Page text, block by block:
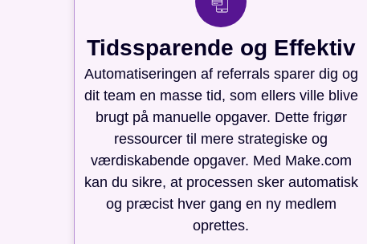
Tidssparende og Effektiv
Automatiseringen af referrals sparer dig og
dit team en masse tid, som ellers ville blive
brugt på manuelle opgaver. Dette frigør
ressourcer til mere strategiske og
værdiskabende opgaver. Med Make.com
kan du sikre, at processen sker automatisk
og præcist hver gang en ny medlem
oprettes.